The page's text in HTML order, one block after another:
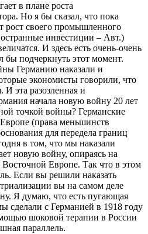
в плане роста
Но я бы сказал, что пока
рост своего промышленного
инвестиции – Авт.)
И здесь есть очень-очень
бы подчеркнуть этот момент.
Германию наказали и
экономисты говорили, что
И эта разозленная и
начала новую войну 20 лет
точкой войны? Германские
(права меньшинств
для передела границ
в том, что мы наказали
новую войну, опираясь на
Европе. Так что в этом
Если вы решили наказать
вы на самом деле
Я думаю, что есть пугающая
сделали с Германией в 1918 году
шоковой терапии в России
параллель.